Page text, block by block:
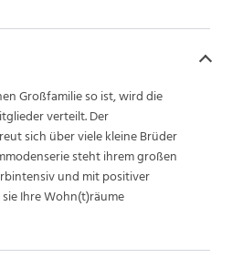
Großfamilie so ist, wird die
verteilt. Der
sich über viele kleine Brüder
steht ihrem großen
und mit positiver
Ihre Wohn(t)räume